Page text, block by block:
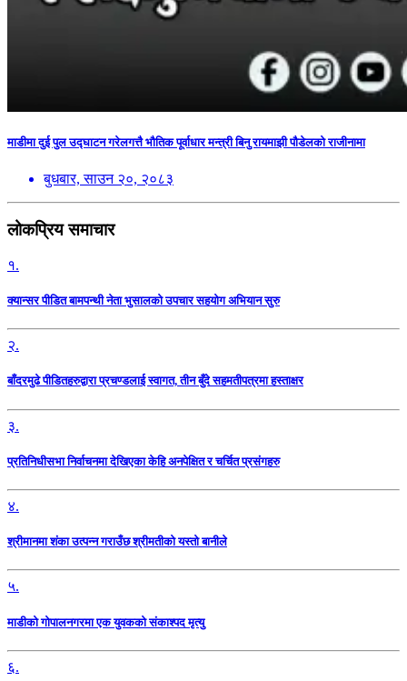
माडीमा दुई पुल उद्घाटन गरेलगत्तै भौतिक पूर्वाधार मन्त्री बिनु रायमाझी पौडेलको राजीनामा
बुधबार, साउन २०, २०८३
लोकप्रिय समाचार
१.
क्यान्सर पीडित बामपन्थी नेता भुसालकाे उपचार सहयोग अभियान सुरु
२.
बाँदरमुढे पीडितहरुद्वारा प्रचण्डलाई स्वागत, तीन बुँदे सहमतीपत्रमा हस्ताक्षर
३.
प्रतिनिधीसभा निर्वाचनमा देखिएका केहि अनपेक्षित र चर्चित प्रसंगहरु
४.
श्रीमानमा शंका उत्पन्न गराउँछ श्रीमतीको यस्तो बानीले
५.
माडीको गोपालनगरमा एक युवकको संकाश्पद मृत्यु
६.